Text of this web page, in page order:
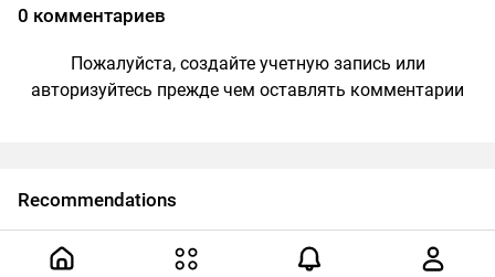
0 комментариев
Пожалуйста, создайте учетную запись или
авторизуйтесь прежде чем оставлять комментарии
Recommendations